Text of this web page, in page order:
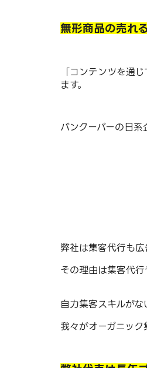
無形商品の売れ
「コンテンツを通
ます。
バンクーバーの日
弊社は集客代行も
その理由は集客代
自力集客スキルが
我々がオーガニッ